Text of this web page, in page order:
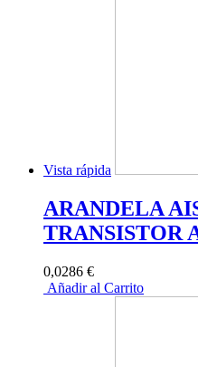
Vista rápida
ARANDELA
TRANSISTOR
0,0286 €
Añadir al Carrito